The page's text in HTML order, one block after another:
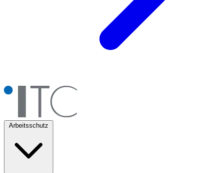
Arbeitsschutz